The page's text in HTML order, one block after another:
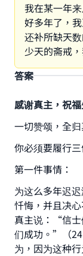
我在某一年
好多年了，
还补所缺天
少天的斋戒
答案
感谢真主，祝
一切赞颂，全归
你必须要履行
第一件事情：
为这么多年迟
忏悔，并且决
真主说：“信士
们成功。”（
为，因为这种